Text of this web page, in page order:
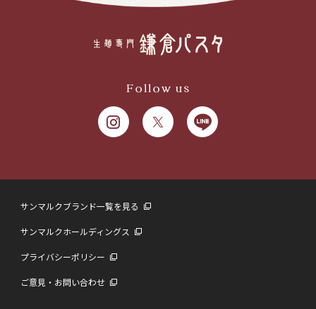
Follow us
サンマルクブランド一覧を見る
サンマルクホールディングス
プライバシーポリシー
ご意見・お問い合わせ